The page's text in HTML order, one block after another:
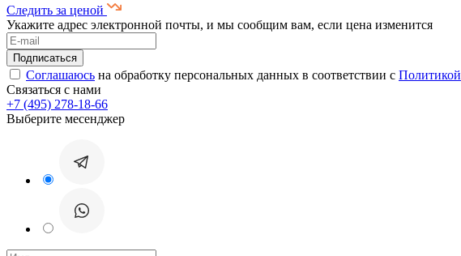
Следить за ценой
Укажите адрес электронной почты, и мы сообщим вам, если цена изменится
Соглашаюсь на обработку персональных данных в соответствии с Политикой
Связаться с нами
+7 (495) 278-18-66
Выберите месенджер